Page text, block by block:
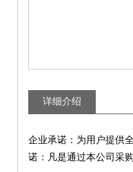
详细介绍
企业承诺：为用户提供
诺：凡是通过本公司采